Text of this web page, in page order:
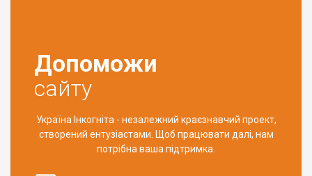
Допоможи
сайту
Україна Інкогніта - незалежний краєзнавчий проект,
створений ентузіастами. Щоб працювати далі, нам
потрібна ваша підтримка.